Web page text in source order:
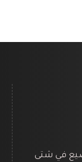
في شتى